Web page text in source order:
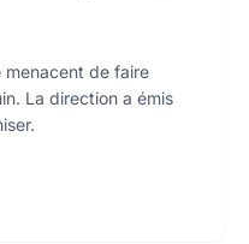
menacent de faire
La direction a émis